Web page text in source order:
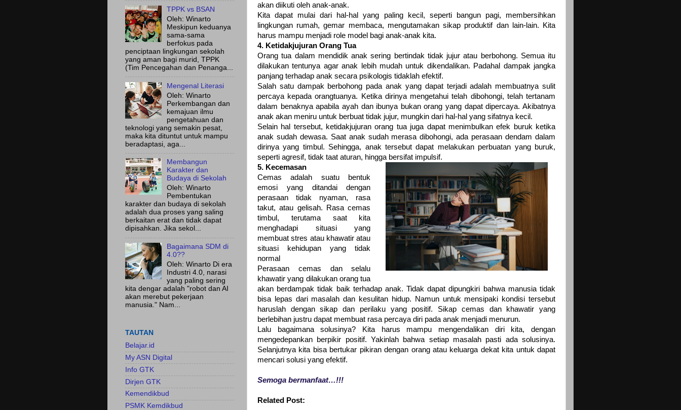
akan diikuti oleh anak-anak.
Kita dapat mulai dari hal-hal yang paling kecil, seperti bangun pagi, membersihkan
lingkungan rumah, gemar membaca, mengutamakan sikap produktif dan lain-lain. Kita
harus mampu menjadi role model bagi anak-anak kita.
4. Ketidakjujuran Orang Tua
Orang tua dalam mendidik anak sering bertindak tidak jujur atau berbohong. Semua itu
dilakukan tentunya agar anak lebih mudah untuk dikendalikan. Padahal dampak jangka
panjang terhadap anak secara psikologis tidaklah efektif.
Salah satu dampak berbohong pada anak yang dapat terjadi adalah membuatnya sulit
percaya kepada orangtuanya. Ketika dirinya mengetahui telah dibohongi, telah tertanam
dalam benaknya apabila ayah dan ibunya bukan orang yang dapat dipercaya. Akibatnya
anak akan meniru untuk berbuat tidak jujur, mungkin dari hal-hal yang sifatnya kecil.
Selain hal tersebut, ketidakjujuran orang tua juga dapat menimbulkan efek buruk ketika
anak sudah dewasa. Saat anak sudah merasa dibohongi, ada perasaan dendam dalam
dirinya yang timbul. Sehingga, anak tersebut dapat melakukan perbuatan yang buruk,
seperti agresif, tidak taat aturan, hingga bersifat impulsif.
5. Kecemasan
Cemas adalah suatu bentuk
emosi yang ditandai dengan
perasaan tidak nyaman, rasa
takut, atau gelisah. Rasa cemas
timbul, terutama saat kita
menghadapi situasi yang
membuat stres atau khawatir atau
situasi kehidupan yang tidak
normal
Perasaan cemas dan selalu
khawatir yang dilakukan orang tua
akan berdampak tidak baik terhadap anak. Tidak dapat dipungkiri bahwa manusia tidak
bisa lepas dari masalah dan kesulitan hidup. Namun untuk mensipaki kondisi tersebut
haruslah dengan sikap dan perilaku yang positif. Sikap cemas dan khawatir yang
berlebihan justru dapat membuat rasa percaya diri pada anak menjadi menurun.
Lalu bagaimana solusinya? Kita harus mampu mengendalikan diri kita, dengan
mengedepankan berpikir positif. Yakinlah bahwa setiap masalah pasti ada solusinya.
Selanjutnya kita bisa bertukar pikiran dengan orang atau keluarga dekat kita untuk dapat
mencari solusi yang efektif.
Semoga bermanfaat…!!!
Related Post:
TPPK vs BSAN
Oleh: Winarto
Meskipun keduanya
sama-sama
berfokus pada
penciptaan lingkungan sekolah
yang aman bagi murid, TPPK
(Tim Pencegahan dan Penanga...
Mengenal Literasi
Oleh: Winarto
Perkembangan dan
kemajuan ilmu
pengetahuan dan
teknologi yang semakin pesat,
maka kita dituntut untuk mampu
beradaptasi, aga...
Membangun
Karakter dan
Budaya di Sekolah
Oleh: Winarto
Pembentukan
karakter dan budaya di sekolah
adalah dua proses yang saling
berkaitan erat dan tidak dapat
dipisahkan. Jika sekol...
Bagaimana SDM di
4.0??
Oleh: Winarto Di era
Industri 4.0, narasi
yang paling sering
kita dengar adalah "robot dan AI
akan merebut pekerjaan
manusia." Nam...
TAUTAN
Belajar.id
My ASN Digital
Info GTK
Dirjen GTK
Kemendikbud
PSMK Kemdikbud